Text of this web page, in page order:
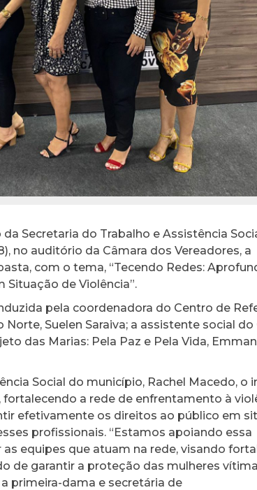
Secretaria do Trabalho e Assistência
no auditório da Câmara dos Vereadores, a
com o tema, “Tecendo Redes:
Situação de Violência”.
pela coordenadora do Centro de
Suelen Saraiva; a assistente social do
das Marias: Pela Paz e Pela Vida,
Social do município, Rachel Macedo, o
a rede de enfrentamento à
efetivamente os direitos ao público em
profissionais. “Estamos apoiando essa
equipes que atuam na rede, visando
de garantir a proteção das mulheres
primeira-dama e secretária de